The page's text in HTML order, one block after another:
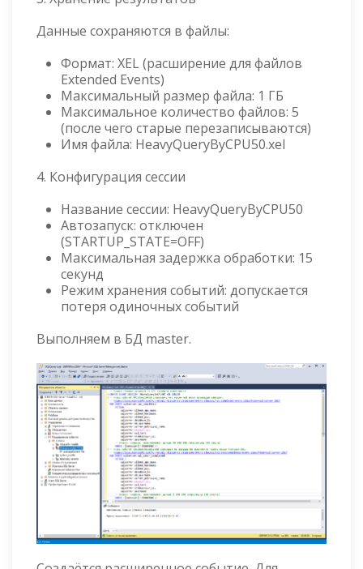
Данные сохраняются в файлы:
Формат: XEL (расширение для файлов
Extended Events)
Максимальный размер файла: 1 ГБ
Максимальное количество файлов: 5
(после чего старые перезаписываются)
Имя файла: HeavyQueryByCPU50.xel
4. Конфигурация сессии
Название сессии: HeavyQueryByCPU50
Автозапуск: отключен
(STARTUP_STATE=OFF)
Максимальная задержка обработки: 15
секунд
Режим хранения событий: допускается
потеря одиночных событий
Выполняем в БД master.